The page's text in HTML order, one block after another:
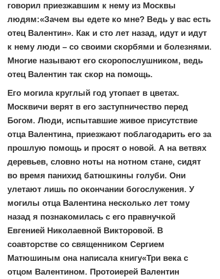
говорил приезжавшим к нему из Москвы
людям:«Зачем вы едете ко мне? Ведь у вас есть
отец Валентин». Как и сто лет назад, идут и идут
к нему люди – со своими скорбями и болезнями.
Многие называют его скоропослушником, ведь
отец Валентин так скор на помощь.
Его могила круглый год утопает в цветах.
Москвичи верят в его заступничество перед
Богом. Люди, испытавшие живое присутствие
отца Валентина, приезжают поблагодарить его за
прошлую помощь и просят о новой. А на ветвях
деревьев, словно ноты на нотном стане, сидят
во время панихид батюшкины голуби. Они
улетают лишь по окончании богослужения. У
могилы отца Валентина несколько лет тому
назад я познакомилась с его правнучкой
Евгенией Николаевной Викторовой. В
соавторстве со священником Сергием
Матюшиным она написала книгу«Три века с
отцом Валентином. Протоиерей Валентин